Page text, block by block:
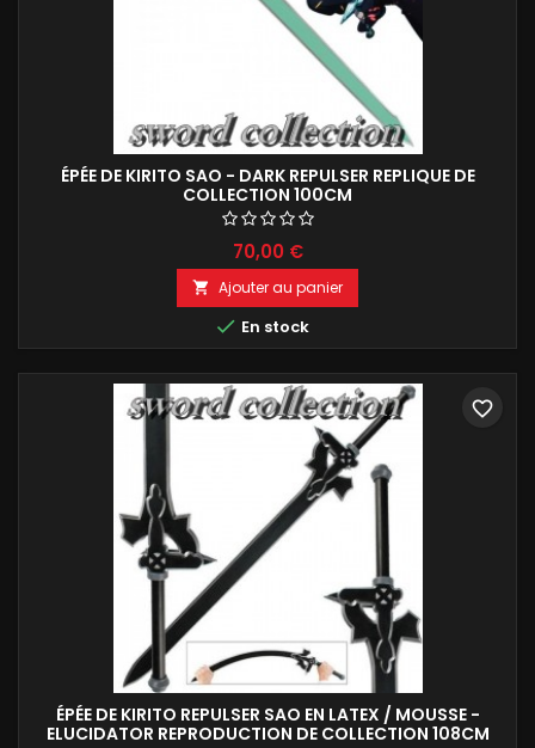
ÉPÉE DE KIRITO SAO - DARK REPULSER REPLIQUE DE
COLLECTION 100CM
70,00 €
 Ajouter au panier
 En stock
ÉPÉE DE KIRITO REPULSER SAO EN LATEX / MOUSSE -
ELUCIDATOR REPRODUCTION DE COLLECTION 108CM
favorite_border